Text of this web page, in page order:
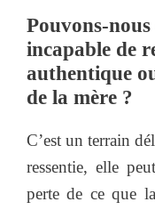
Pouvons-
incapable de
authentique
de la mère ?
C’est un terrain
ressentie, elle
perte de ce que